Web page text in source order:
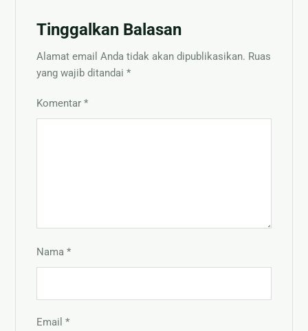
Tinggalkan Balasan
Alamat email Anda tidak akan dipublikasikan. Ruas
yang wajib ditandai*
Komentar*
Nama*
Email*